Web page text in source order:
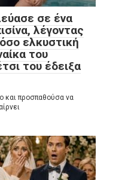
σε ένα
λέγοντας
ελκυστική
του
του έδειξα
και προσπαθούσα να